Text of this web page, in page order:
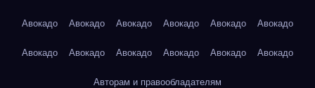
Авокадо Авокадо Авокадо Авокадо Авокадо Авокадо
Авокадо Авокадо Авокадо Авокадо Авокадо Авокадо
Авторам и правообладателям